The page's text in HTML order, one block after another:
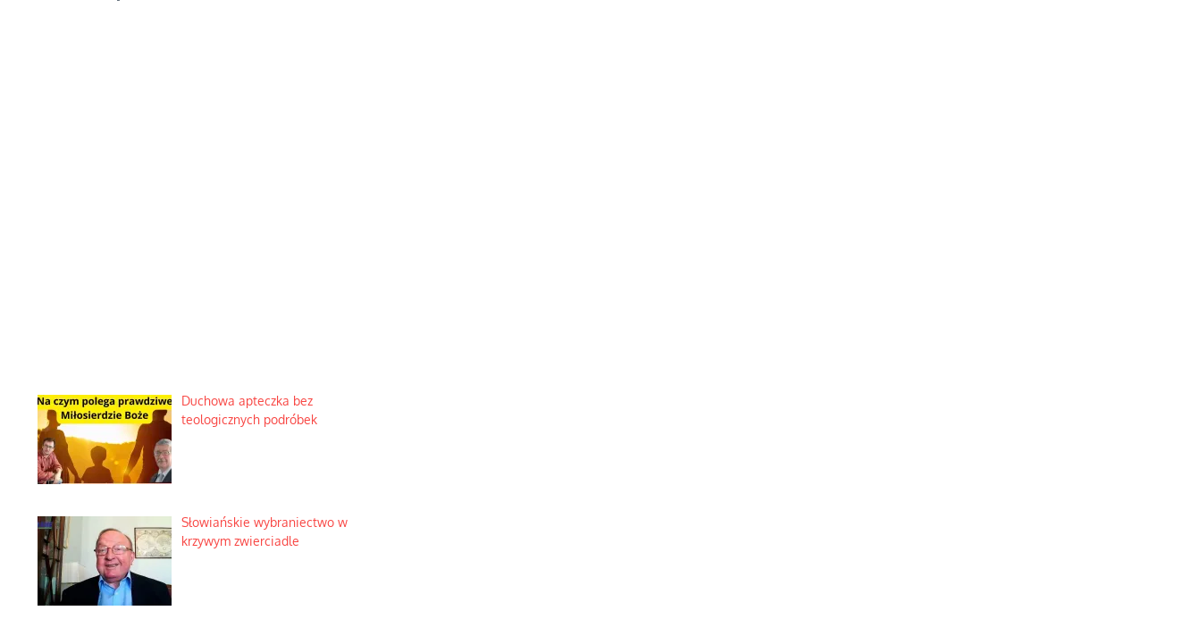
Duchowa apteczka bez
teologicznych podróbek
Słowiańskie wybraniectwo w
krzywym zwierciadle